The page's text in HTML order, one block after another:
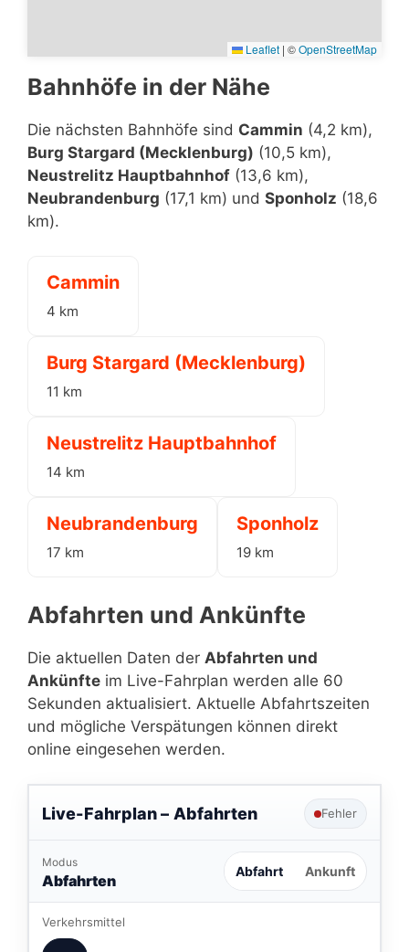
Leaflet | ©OpenStreetMap
Bahnhöfe in der Nähe
Die nächsten Bahnhöfe sind Cammin (4,2 km),
Burg Stargard (Mecklenburg) (10,5 km),
Neustrelitz Hauptbahnhof (13,6 km),
Neubrandenburg (17,1 km) und Sponholz (18,6
km).
Cammin
4 km
Burg Stargard (Mecklenburg)
11 km
Neustrelitz Hauptbahnhof
14 km
Neubrandenburg
17 km
Sponholz
19 km
Abfahrten und Ankünfte
Die aktuellen Daten der Abfahrten und
Ankünfte im Live-Fahrplan werden alle 60
Sekunden aktualisiert. Aktuelle Abfahrtszeiten
und mögliche Verspätungen können direkt
online eingesehen werden.
Live-Fahrplan – Abfahrten Fehler
Modus
Abfahrten Abfahrt Ankunft
Verkehrsmittel